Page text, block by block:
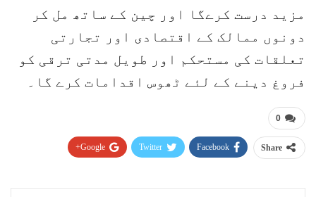
مزید درست کرےگا اور چین کے ساتھ مل کر
دونوں ممالک کے اقتصادی اور تجارتی
تعلقات کی مستحکم اور طویل مدتی ترقی کو
فروغ دینے کے لئے ٹھوس اقدامات کرے گا۔
0
Share
Facebook
Twitter
Google+